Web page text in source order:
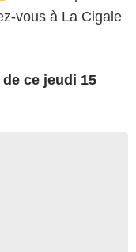
vous à La Cigale
ce jeudi 15